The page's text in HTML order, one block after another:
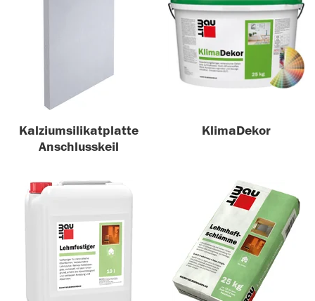
Kalziumsilikatplatte
Anschlusskeil
KlimaDekor